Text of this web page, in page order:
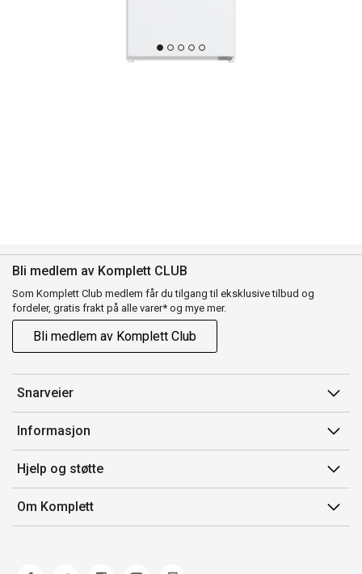
Bli medlem av Komplett CLUB
Som Komplett Club medlem får du tilgang til eksklusive tilbud og
fordeler, gratis frakt på alle varer* og mye mer.
Bli medlem av Komplett Club
Snarveier
Min side
Ordreoversikt
Flex
Komplett Club
Informasjon
Salgsbetingelser
Medlemsvilkår for Komplett Club
Merker/produsent
Hjelp og støtte
Kontakt oss
Kundeservice
Om Komplett